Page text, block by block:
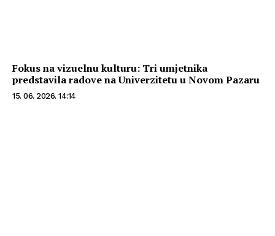
Fokus na vizuelnu kulturu: Tri umjetnika
predstavila radove na Univerzitetu u Novom Pazaru
15. 06. 2026. 14:14